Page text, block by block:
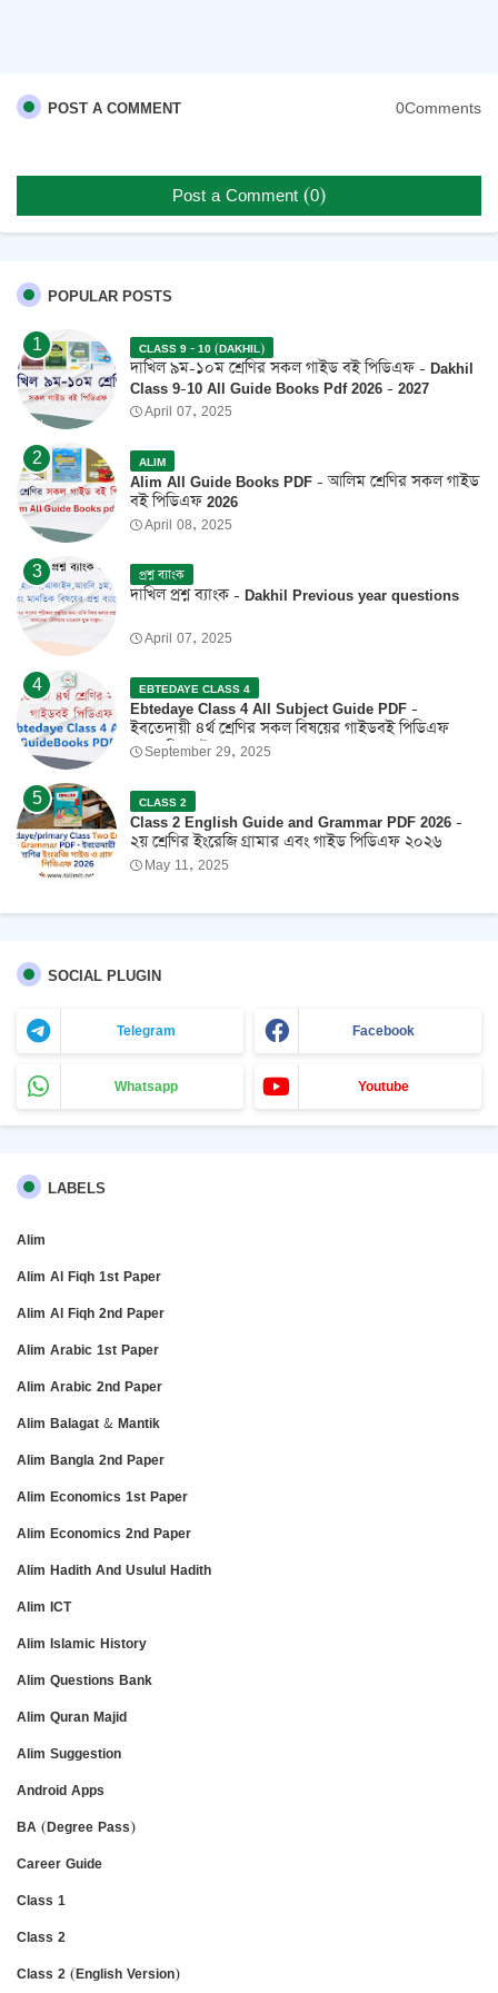
POST A COMMENT 0Comments
Post a Comment (0)
POPULAR POSTS
CLASS 9 - 10 (DAKHIL)
দাখিল ৯ম-১০ম শ্রেণির সকল গাইড বই পিডিএফ - Dakhil
Class 9-10 All Guide Books Pdf 2026 - 2027
April 07, 2025
ALIM
Alim All Guide Books PDF - আলিম শ্রেণির সকল গাইড
বই পিডিএফ 2026
April 08, 2025
প্রশ্ন ব্যাংক
দাখিল প্রশ্ন ব্যাংক - Dakhil Previous year questions
April 07, 2025
EBTEDAYE CLASS 4
Ebtedaye Class 4 All Subject Guide PDF -
ইবতেদায়ী ৪র্থ শ্রেণির সকল বিষয়ের গাইডবই পিডিএফ
2026 ফ্রি ডাউনলোড
September 29, 2025
CLASS 2
Class 2 English Guide and Grammar PDF 2026 -
২য় শ্রেণির ইংরেজি গ্রামার এবং গাইড পিডিএফ ২০২৬
May 11, 2025
SOCIAL PLUGIN
Telegram Facebook
Whatsapp Youtube
LABELS
Alim
Alim Al Fiqh 1st Paper
Alim Al Fiqh 2nd Paper
Alim Arabic 1st Paper
Alim Arabic 2nd Paper
Alim Balagat & Mantik
Alim Bangla 2nd Paper
Alim Economics 1st Paper
Alim Economics 2nd Paper
Alim Hadith And Usulul Hadith
Alim ICT
Alim Islamic History
Alim Questions Bank
Alim Quran Majid
Alim Suggestion
Android Apps
BA (Degree Pass)
Career Guide
Class 1
Class 2
Class 2 (English Version)